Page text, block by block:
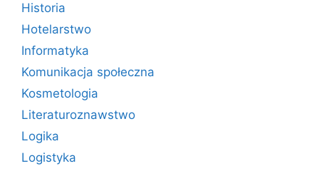
Historia
Hotelarstwo
Informatyka
Komunikacja społeczna
Kosmetologia
Literaturoznawstwo
Logika
Logistyka